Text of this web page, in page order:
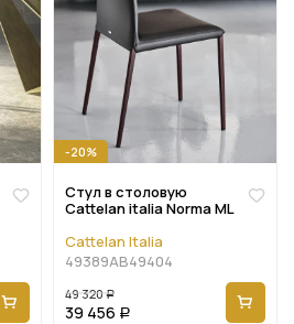
-20%
Стул в столовую
Cattelan italia Norma ML
Cattelan Italia
49389AB49404
49 320 Р
39 456 Р